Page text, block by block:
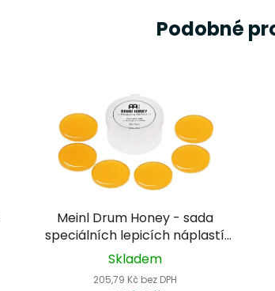
Podobné
Meinl Drum Honey - sada
speciálních lepicích náplastí
na bicí
Skladem
205,79 Kč bez DPH